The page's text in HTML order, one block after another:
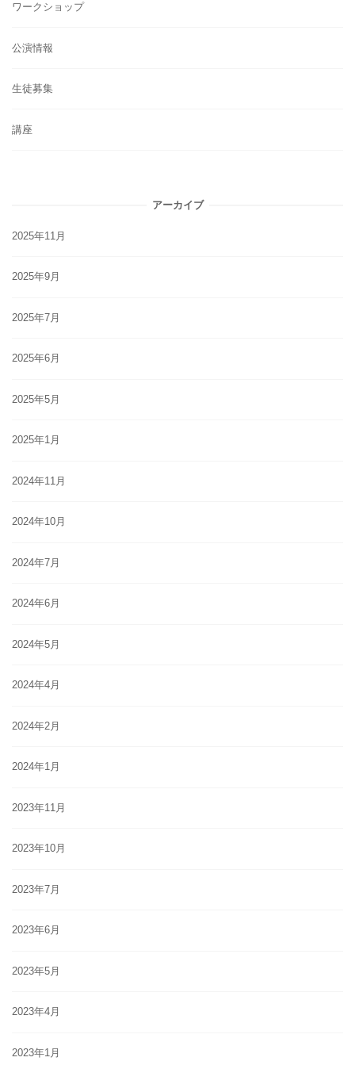
ワークショップ
公演情報
生徒募集
講座
アーカイブ
2025年11月
2025年9月
2025年7月
2025年6月
2025年5月
2025年1月
2024年11月
2024年10月
2024年7月
2024年6月
2024年5月
2024年4月
2024年2月
2024年1月
2023年11月
2023年10月
2023年7月
2023年6月
2023年5月
2023年4月
2023年1月